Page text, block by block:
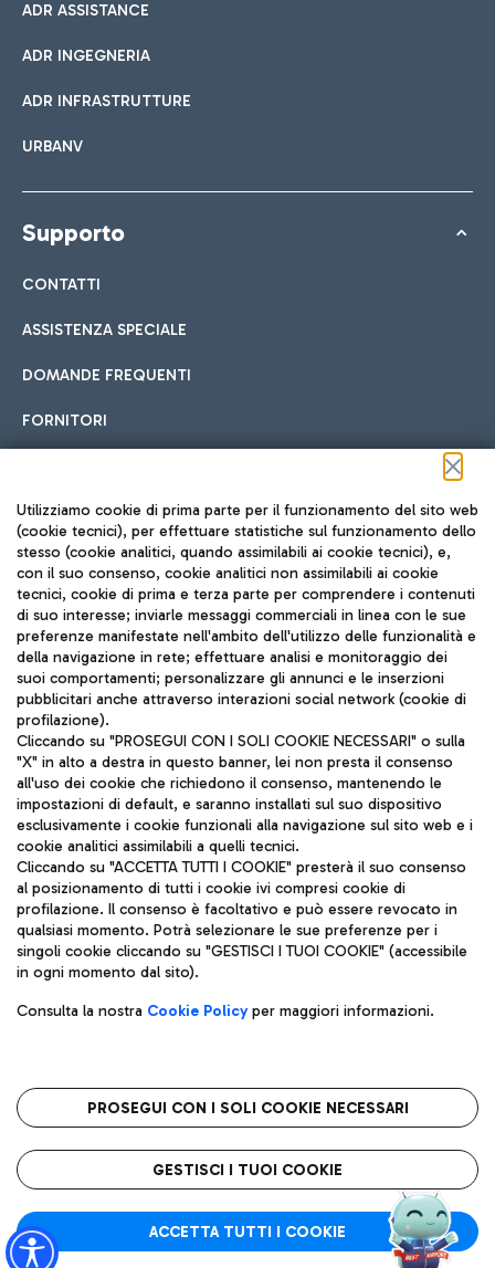
ADR ASSISTANCE
ADR INGEGNERIA
ADR INFRASTRUTTURE
URBANV
Supporto
CONTATTI
ASSISTENZA SPECIALE
DOMANDE FREQUENTI
FORNITORI
Seguici sui social
TRAVEL JOURNAL
ITA
Aeroporti di Roma S.p.A. - Società soggetta a direzione e
coordinamento di Mundys S.p.A.
Codice fiscale e Registro delle Imprese di Roma 13032990155 P.
IVA 06572251004
Capitale sociale 62.224.743,00 int. vers.
Sede legale: Via Pier Paolo Racchetti 1 - 00054 Fiumicino (RM)
telefono +39 06 65951
Privacy policy
Note legali
Roma FCO
L'aeroporto stellato
Utilizziamo cookie di prima parte per il funzionamento del sito web
(cookie tecnici), per effettuare statistiche sul funzionamento dello
stesso (cookie analitici, quando assimilabili ai cookie tecnici), e,
con il suo consenso, cookie analitici non assimilabili ai cookie
tecnici, cookie di prima e terza parte per comprendere i contenuti
di suo interesse; inviarle messaggi commerciali in linea con le sue
preferenze manifestate nell'ambito dell'utilizzo delle funzionalità e
della navigazione in rete; effettuare analisi e monitoraggio dei
suoi comportamenti; personalizzare gli annunci e le inserzioni
pubblicitari anche attraverso interazioni social network (cookie di
profilazione).
Cliccando su "PROSEGUI CON I SOLI COOKIE NECESSARI" o sulla
"X" in alto a destra in questo banner, lei non presta il consenso
all'uso dei cookie che richiedono il consenso, mantenendo le
impostazioni di default, e saranno installati sul suo dispositivo
esclusivamente i cookie funzionali alla navigazione sul sito web e i
cookie analitici assimilabili a quelli tecnici.
Cliccando su "ACCETTA TUTTI I COOKIE" presterà il suo consenso
al posizionamento di tutti i cookie ivi compresi cookie di
profilazione. Il consenso è facoltativo e può essere revocato in
qualsiasi momento. Potrà selezionare le sue preferenze per i
singoli cookie cliccando su "GESTISCI I TUOI COOKIE" (accessibile
in ogni momento dal sito).
Consulta la nostra Cookie Policyper maggiori informazioni.
PROSEGUI CON I SOLI COOKIE NECESSARI
GESTISCI I TUOI COOKIE
ACCETTA TUTTI I COOKIE